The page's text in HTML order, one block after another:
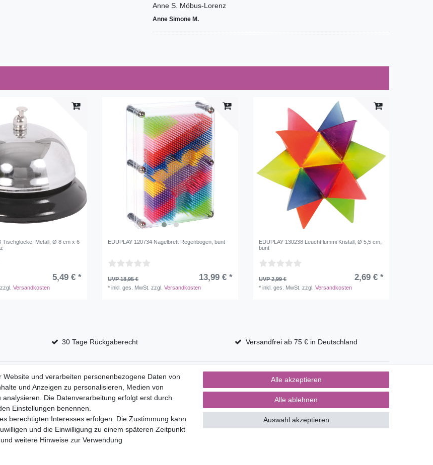
Anne S. Möbus-Lorenz
Anne Simone M.
Tischglocke, Metall, Ø 8 cm x 6
5,49 € *
zzgl.Versandkosten
EDUPLAY 120734 Nagelbrett Regenbogen, bunt
UVP 18,95 € 13,99 € *
*inkl. ges. MwSt. zzgl.Versandkosten
EDUPLAY 130238 Leuchtflummi Kristall, Ø 5,5 cm,
bunt
UVP 2,99 € 2,69 € *
*inkl. ges. MwSt. zzgl.Versandkosten
30 Tage Rückgaberecht Versandfrei ab 75 € in Deutschland
Service
Versandkosten
AGB Barrierefreiheitserklärung Widerrufs­recht
und verarbeiten personenbezogene Daten von
und Anzeigen zu personalisieren, Medien von
Die Datenverarbeitung erfolgt erst durch
Einstellungen benennen.
berechtigten Interesses erfolgen. Die Zustimmung kann
und die Einwilligung zu einem späteren Zeitpunkt
und weitere Hinweise zur Verwendung
Alle akzeptieren
Alle ablehnen
Auswahl akzeptieren